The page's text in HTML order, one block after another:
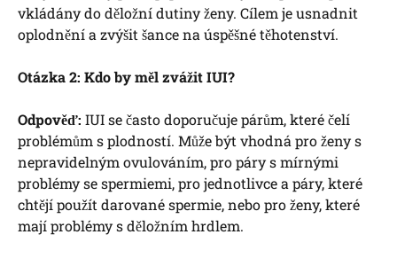
vkládány do děložní dutiny ženy. Cílem⁤ je ‌usnadnit‌
oplodnění a zvýšit šance na úspěšné těhotenství.
Otázka 2: Kdo by měl zvážit IUI?
Odpověď: ‌IUI‍ se často doporučuje párům, které čelí
problémům s plodností. Může být ⁢vhodná pro ženy s
nepravidelným ‍ovulováním, pro páry s⁤ mírnými
problémy se spermiemi, pro jednotlivce a páry, které
chtějí použít darované spermie, nebo pro ženy, které
mají problémy ⁣s děložním hrdlem.